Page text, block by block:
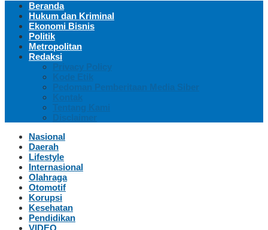
Beranda
Hukum dan Kriminal
Ekonomi Bisnis
Politik
Metropolitan
Redaksi
Privacy Policy
Kode Etik
Pedoman Pemberitaan Media Siber
Kontak
Tentang Kami
Disclaimer
Nasional
Daerah
Lifestyle
Internasional
Olahraga
Otomotif
Korupsi
Kesehatan
Pendidikan
VIDEO